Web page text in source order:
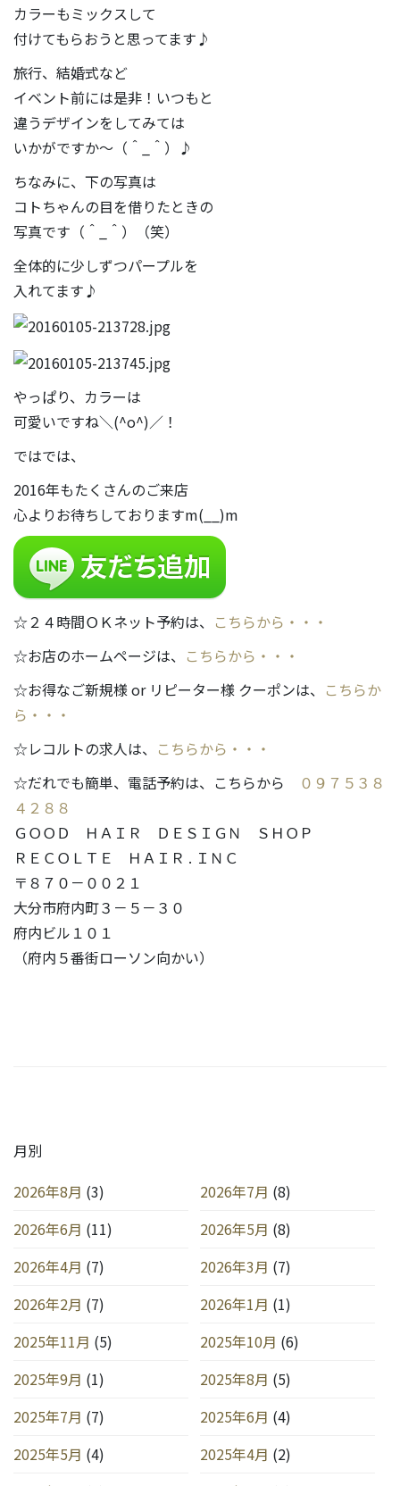
カラーもミックスして
付けてもらおうと思ってます♪
旅行、結婚式など
イベント前には是非！いつもと
違うデザインをしてみては
いかがですか〜（＾_＾）♪
ちなみに、下の写真は
コトちゃんの目を借りたときの
写真です（＾_＾）（笑）
全体的に少しずつパープルを
入れてます♪
やっぱり、カラーは
可愛いですね＼(^o^)／！
ではでは、
2016年もたくさんのご来店
心よりお待ちしておりますm(__)m
☆２４時間ＯＫネット予約は、 こちらから・・・
☆お店のホームページは、 こちらから・・・
☆お得なご新規様 or リピーター様 クーポンは、 こちらか
ら・・・
☆レコルトの求人は、 こちらから・・・
☆だれでも簡単、電話予約は、こちらから
０９７５３８
４２８８
ＧＯＯＤ ＨＡＩＲ ＤＥＳＩＧＮ ＳＨＯＰ
ＲＥＣＯＬＴＥ ＨＡＩＲ . ＩＮＣ
〒８７０－００２１
大分市府内町３－５－３０
府内ビル１０１
（府内５番街ローソン向かい）
月別
2026年8月 (3) 2026年7月 (8)
2026年6月 (11) 2026年5月 (8)
2026年4月 (7) 2026年3月 (7)
2026年2月 (7) 2026年1月 (1)
2025年11月 (5) 2025年10月 (6)
2025年9月 (1) 2025年8月 (5)
2025年7月 (7) 2025年6月 (4)
2025年5月 (4) 2025年4月 (2)